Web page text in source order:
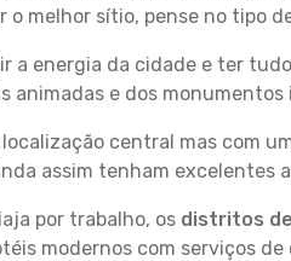
o melhor sítio, pense no tipo
a energia da cidade e ter
animadas e dos
central mas com
assim tenham excelentes
por trabalho, os distritos
modernos com serviços